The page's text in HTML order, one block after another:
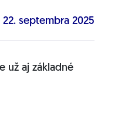
22. septembra 2025
už aj základné